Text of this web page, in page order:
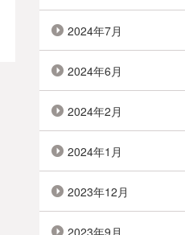
2024年7月
2024年6月
2024年2月
2024年1月
2023年12月